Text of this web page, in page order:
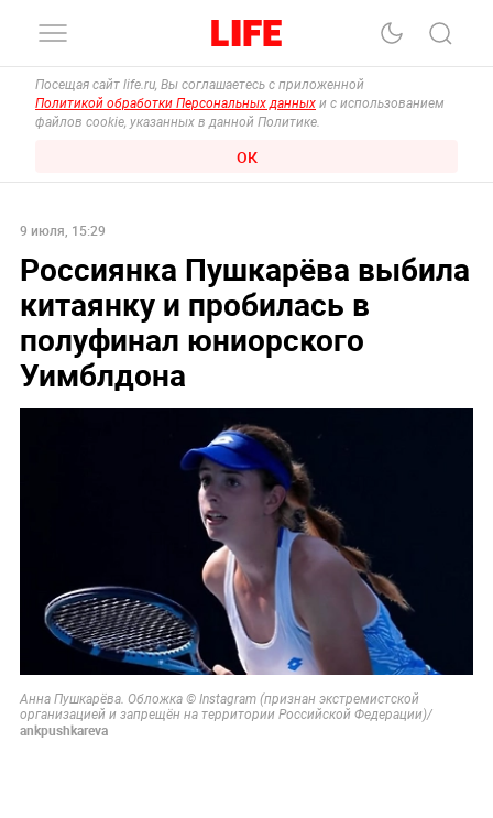
Посещая сайт life.ru, Вы соглашаетесь с приложенной
Политикой обработки Персональных данных и с использованием
файлов cookie, указанных в данной Политике.
ОК
9 июля, 15:29
Россиянка Пушкарёва выбила
китаянку и пробилась в
полуфинал юниорского
Уимблдона
Анна Пушкарёва. Обложка © Instagram (признан экстремистской
организацией и запрещён на территории Российской Федерации)/
ankpushkareva